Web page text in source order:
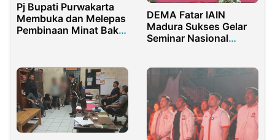
Pj Bupati Purwakarta
Membuka dan Melepas
Pembinaan Minat Bakat
DEMA Fatar IAIN
Madura Sukses Gelar
Seminar Nasional